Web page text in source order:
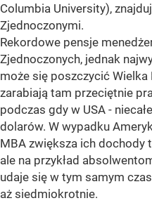
Columbia University),
Zjednoczonymi.
Rekordowe pensje
Zjednoczonych, jednak
może się poszczycić
zarabiają tam przeciętnie
podczas gdy w USA -
dolarów. W wypadku
MBA zwiększa ich dochody
ale na przykład
udaje się w tym samym
aż siedmiokrotnie.